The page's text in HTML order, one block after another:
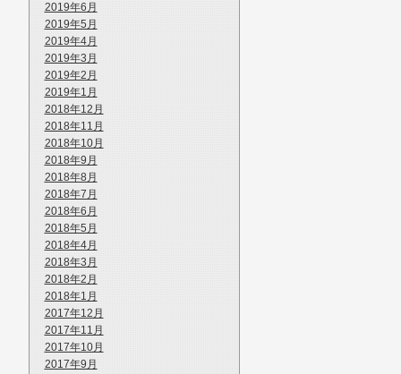
2019年6月
2019年5月
2019年4月
2019年3月
2019年2月
2019年1月
2018年12月
2018年11月
2018年10月
2018年9月
2018年8月
2018年7月
2018年6月
2018年5月
2018年4月
2018年3月
2018年2月
2018年1月
2017年12月
2017年11月
2017年10月
2017年9月